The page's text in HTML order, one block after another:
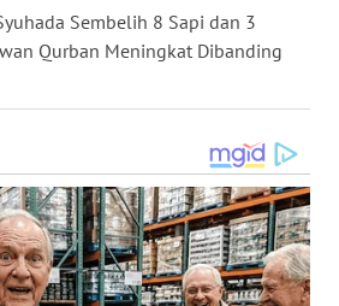
Sembelih 8 Sapi dan 3
Qurban Meningkat Dibanding